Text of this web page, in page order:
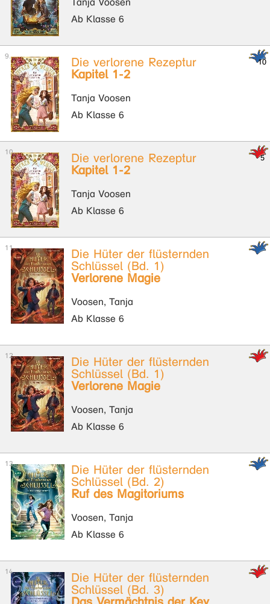
Ab Klasse 6
Die verlorene Rezeptur
Kapitel 1-2
Tanja Voosen
Ab Klasse 6
Die verlorene Rezeptur
Kapitel 1-2
Tanja Voosen
Ab Klasse 6
Die Hüter der flüsternden
Schlüssel (Bd. 1)
Verlorene Magie
Voosen, Tanja
Ab Klasse 6
Die Hüter der flüsternden
Schlüssel (Bd. 1)
Verlorene Magie
Voosen, Tanja
Ab Klasse 6
Die Hüter der flüsternden
Schlüssel (Bd. 2)
Ruf des Magitoriums
Voosen, Tanja
Ab Klasse 6
Die Hüter der flüsternden
Schlüssel (Bd. 3)